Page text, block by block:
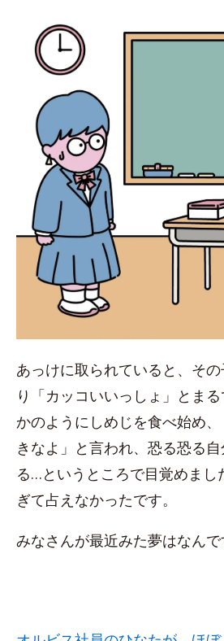
あっけに取られていると、そ
り「カッコいいっしょ」とま
かのようにしめじを食べ始め
きなよ」と言われ、恐る恐る自
る…というところで目覚めまし
ぎて占えなかったです。
みなさんが最近みた夢はなんで